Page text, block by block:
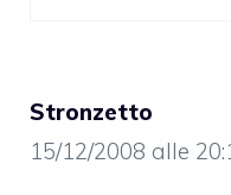
Stronzetto
15/12/2008 alle